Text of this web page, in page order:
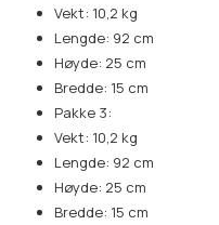
Vekt: 10,2 kg
Lengde: 92 cm
Høyde: 25 cm
Bredde: 15 cm
Pakke 3:
Vekt: 10,2 kg
Lengde: 92 cm
Høyde: 25 cm
Bredde: 15 cm